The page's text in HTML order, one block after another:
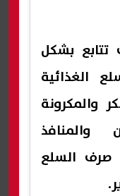
تتابع بشكل
الغذائية
والمكرونة
والمنافذ
صرف السلع